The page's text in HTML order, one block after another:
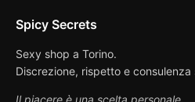
Spicy Secrets
Sexy shop a Torino.
Discrezione, rispetto e consulenza
Il piacere è una scelta personale.